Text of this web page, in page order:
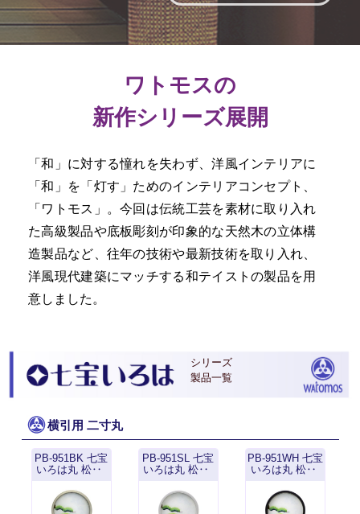
ワトモスの
新作シリーズ展開
「和」に対する憧れを失わず、洋風インテリアに
「和」を「灯す」ためのインテリアコンセプト、
「ワトモス」。今回は伝統工芸を素材に取り入れ
た高級製品や底板彫刻が印象的な天然木の立体構
造製品など、往年の技術や最新技術を取り入れ、
洋風現代建築にマッチする和テイストの製品を用
意しました。
シリーズ
製品一覧
横引用 二寸丸
PB-951BK 七宝
いろは丸 松‥
PB-951SL 七宝
いろは丸 松‥
PB-951WH 七宝
いろは丸 松‥